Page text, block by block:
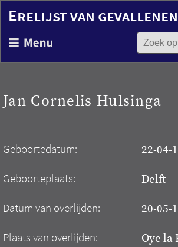
en
gaan
Erelijst van gevallenen
Zoek op naam
Jan Cornelis Hulsinga
Geboortedatum: 22-04-
Geboorteplaats: Delft
Datum van overlijden: 20-05-
Plaats van overlijden:
Oye la